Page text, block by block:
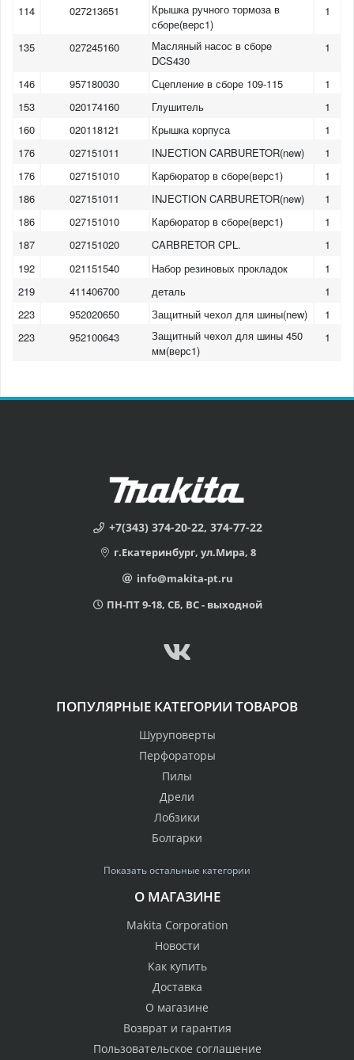
114 027213651
Крышка ручного тормоза в
сборе(верс1)
1
135 027245160
Масляный насос в сборе
DCS430
1
146 957180030 Сцепление в сборе 109-115
1
153
020174160 Глушитель
1
160
020118121 Крышка корпуса
1
176
027151011 INJECTION CARBURETOR(new)
1
176
027151010 Карбюратор в сборе(верс1)
1
186
027151011 INJECTION CARBURETOR(new)
1
186
027151010 Карбюратор в сборе(верс1)
1
187
027151020 CARBRETOR CPL.
1
192
021151540 Набор резиновых прокладок
1
219
411406700 деталь
1
223
952020650 Защитный чехол для шины(new)
1
223
952100643
Защитный чехол для шины 450
мм(верс1)
1
+7(343) 374-20-22, 374-77-22
г.Екатеринбург, ул.Мира, 8
info@makita-pt.ru
ПН-ПТ 9-18, СБ, ВС - выходной
ПОПУЛЯРНЫЕ КАТЕГОРИИ ТОВАРОВ
Шуруповерты
Перфораторы
Пилы
Дрели
Лобзики
Болгарки
Показать остальные категории
О МАГАЗИНЕ
Makita Corporation
Новости
Как купить
Доставка
О магазине
Возврат и гарантия
Пользовательское соглашение